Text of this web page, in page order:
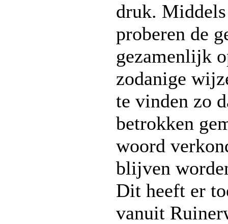
druk.
proberen de
gezamenlijk
zodanige
te vinden zo
betrokken
woord
blijven
Dit heeft er
vanuit